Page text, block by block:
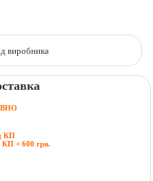
виробника
КП
КП + 600 грн.